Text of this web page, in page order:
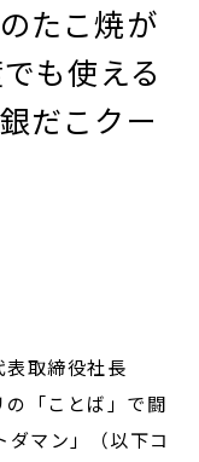
たこ焼が
も使える
だこクー
取締役社長
「ことば」で闘
ダマン」（以下コ